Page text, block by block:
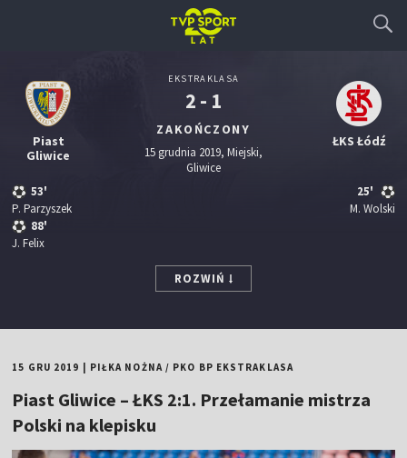
Piast
Gliwice
53'
P. Parzyszek
88'
J. Felix
EKSTRAKLASA
2 - 1
ZAKOŃCZONY
15 grudnia 2019, Miejski,
Gliwice
ŁKS Łódź
25'
M. Wolski
ROZWIŃ
15 GRU 2019 PIŁKA NOŻNA/ PKO BP EKSTRAKLASA
Piast Gliwice – ŁKS 2:1. Przełamanie mistrza
Polski na klepisku